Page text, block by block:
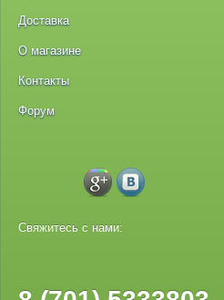
Доставка
О магазине
Контакты
Форум
Свяжитесь с нами: